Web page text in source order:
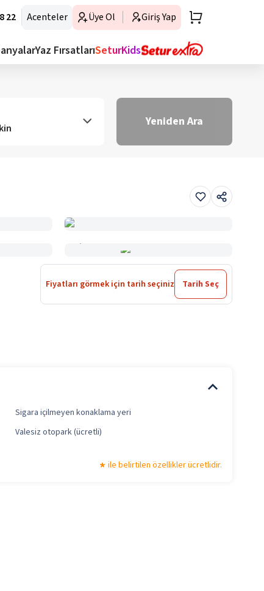
22 Acenteler Üye Ol Giriş Yap
Yaz FırsatlarıSeturKids
Yeniden Ara
Fiyatları görmek için tarih seçiniz Tarih Seç
Sigara içilmeyen konaklama yeri
Valesiz otopark (ücretli)
ile belirtilen özellikler ücretlidir.